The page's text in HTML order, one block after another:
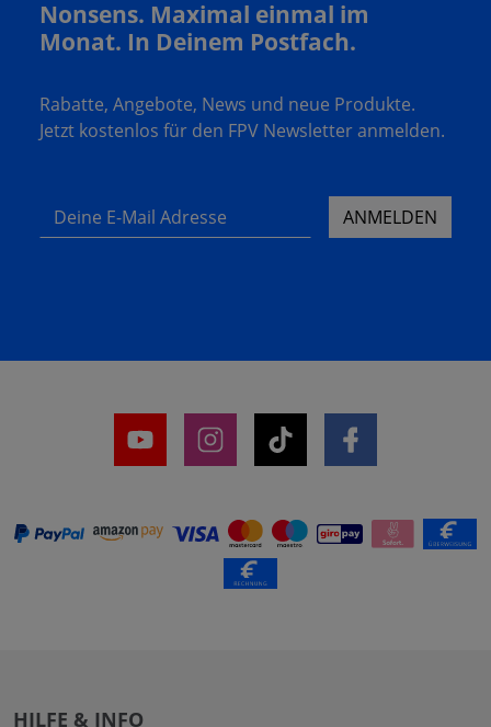
Nonsens. Maximal einmal im
Monat. In Deinem Postfach.
Rabatte, Angebote, News und neue Produkte.
Jetzt kostenlos für den FPV Newsletter anmelden.
Deine E-Mail Adresse ANMELDEN
HILFE & INFO